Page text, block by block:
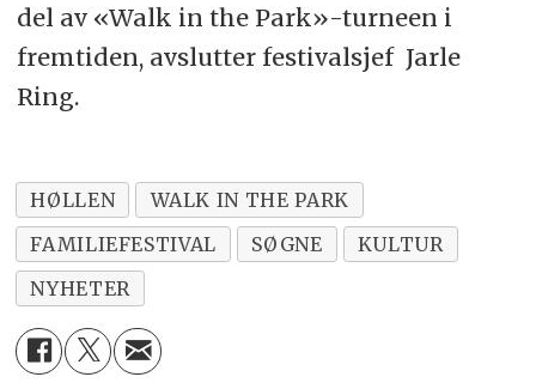
del av «Walk in the Park»-turneen i
fremtiden, avslutter festivalsjef Jarle
Ring.
HØLLEN
WALK IN THE PARK
FAMILIEFESTIVAL
SØGNE
KULTUR
NYHETER